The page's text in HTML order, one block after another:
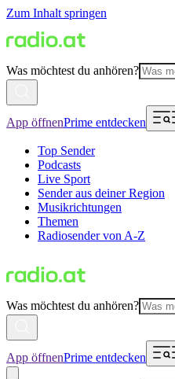
Zum Inhalt springen
Was möchtest du anhören?
App öffnenPrime entdecken
Top Sender
Podcasts
Live Sport
Sender aus deiner Region
Musikrichtungen
Themen
Radiosender von A-Z
Was möchtest du anhören?
App öffnenPrime entdecken